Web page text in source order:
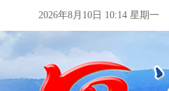
2026年8月10日 10:14 星期一